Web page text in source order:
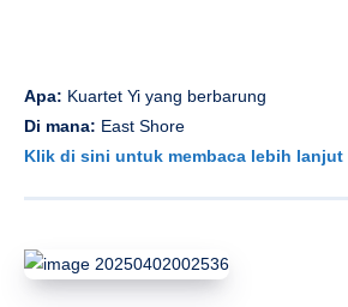
Apa: Kuartet Yi yang berbarung
Di mana: East Shore
Klik di sini untuk membaca lebih lanjut